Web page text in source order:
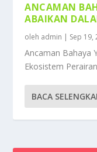
ANCAMAN
ABAIKAN
oleh admin | Sep 19,
Ancaman Bahaya
Ekosistem
BACA